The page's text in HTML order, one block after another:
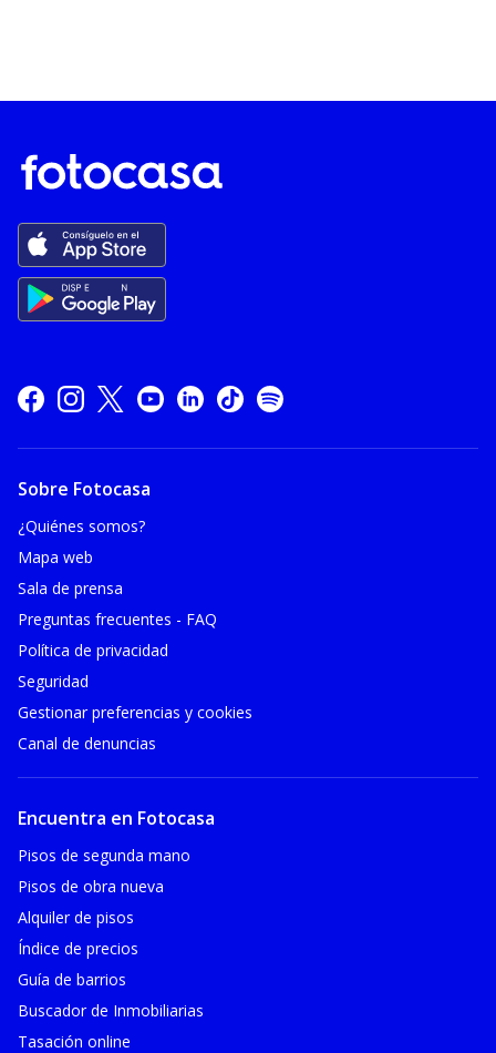
Sobre Fotocasa
¿Quiénes somos?
Mapa web
Sala de prensa
Preguntas frecuentes - FAQ
Política de privacidad
Seguridad
Gestionar preferencias y cookies
Canal de denuncias
Encuentra en Fotocasa
Pisos de segunda mano
Pisos de obra nueva
Alquiler de pisos
Índice de precios
Guía de barrios
Buscador de Inmobiliarias
Tasación online